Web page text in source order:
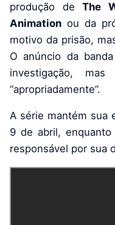
produção de The
Animation ou da
motivo da prisão,
O anúncio da
investigação,
“apropriadamente”.
A série mantém sua
9 de abril, enquanto
responsável por sua